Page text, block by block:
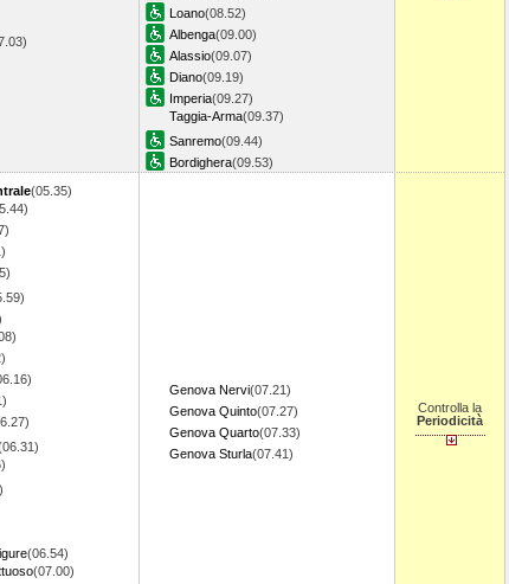
Loano(08.52)
Albenga(09.00)
Alassio(09.07)
Diano(09.19)
Imperia(09.27)
Taggia-Arma(09.37)
Sanremo(09.44)
Bordighera(09.53)
(05.35)
(06.54)
(07.00)
Genova Nervi(07.21)
Genova Quinto(07.27)
Genova Quarto(07.33)
Genova Sturla(07.41)
Controlla la
Periodicità